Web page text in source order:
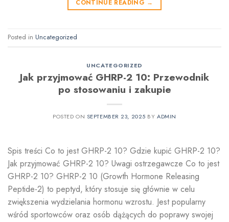
CONTINUE READING →
Posted in Uncategorized
UNCATEGORIZED
Jak przyjmować GHRP-2 10: Przewodnik
po stosowaniu i zakupie
POSTED ON SEPTEMBER 23, 2025 BYADMIN
Spis treści Co to jest GHRP-2 10? Gdzie kupić GHRP-2 10?
Jak przyjmować GHRP-2 10? Uwagi ostrzegawcze Co to jest
GHRP-2 10? GHRP-2 10 (Growth Hormone Releasing
Peptide-2) to peptyd, który stosuje się głównie w celu
zwiększenia wydzielania hormonu wzrostu. Jest popularny
wśród sportowców oraz osób dążących do poprawy swojej